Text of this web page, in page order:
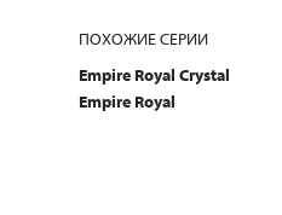
ПОХОЖИЕ СЕРИИ
Empire Royal Crystal
Empire Royal